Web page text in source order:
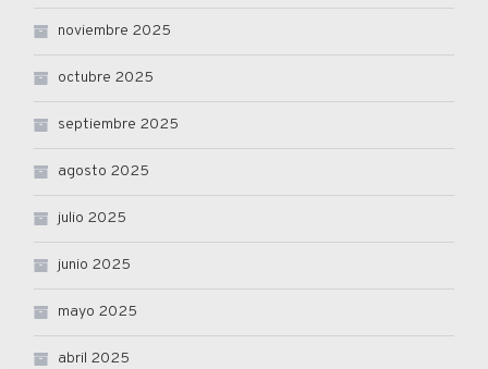
noviembre 2025
octubre 2025
septiembre 2025
agosto 2025
julio 2025
junio 2025
mayo 2025
abril 2025